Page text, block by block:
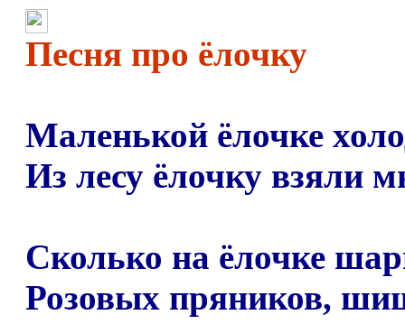
Песня про ёлочку
Маленькой ёлочке
Из лесу ёлочку взяли
Сколько на ёлочке
Розовых пряников,